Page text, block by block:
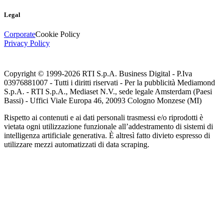
Legal
CorporateCookie Policy
Privacy Policy
Copyright © 1999-2026 RTI S.p.A. Business Digital - P.Iva
03976881007 - Tutti i diritti riservati - Per la pubblicità Mediamond
S.p.A. - RTI S.p.A., Mediaset N.V., sede legale Amsterdam (Paesi
Bassi) - Uffici Viale Europa 46, 20093 Cologno Monzese (MI)
Rispetto ai contenuti e ai dati personali trasmessi e/o riprodotti è
vietata ogni utilizzazione funzionale all’addestramento di sistemi di
intelligenza artificiale generativa. È altresì fatto divieto espresso di
utilizzare mezzi automatizzati di data scraping.